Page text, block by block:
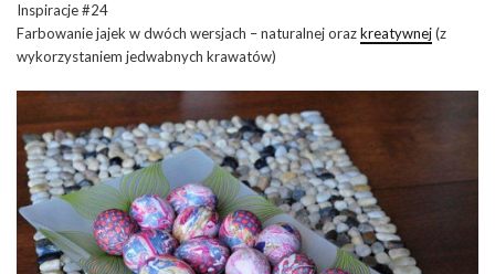
Inspiracje #24
Farbowanie jajek w dwóch wersjach – naturalnej orazkreatywnej(z
wykorzystaniem jedwabnych krawatów)